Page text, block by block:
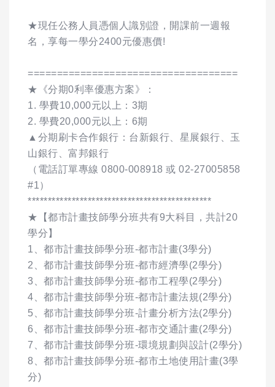
★現任公務人員憑個人識別證，開課前一週報
名，享每一學分2400元優惠價!
====================================
★《分期0利率優惠方案》：
1. 學費10,000元以上：3期
2. 學費20,000元以上：6期
▲分期刷卡合作銀行：台新銀行、星展銀行、玉
山銀行、富邦銀行
（電話訂單專線 0800-008918 或 02-27005858
#1）
**********************************************
★【都市計畫技師學分班共有9大科目，共計20
學分】
1、都市計畫技師學分班-都市計畫(3學分)
2、都市計畫技師學分班-都市經濟學(2學分)
3、都市計畫技師學分班-都市工程學(2學分)
4、都市計畫技師學分班-都市計畫法規(2學分)
5、都市計畫技師學分班-計畫分析方法(2學分)
6、都市計畫技師學分班-都市交通計畫(2學分)
7、都市計畫技師學分班-環境規劃與設計(2學分)
8、都市計畫技師學分班-都市土地使用計畫(3學
分)